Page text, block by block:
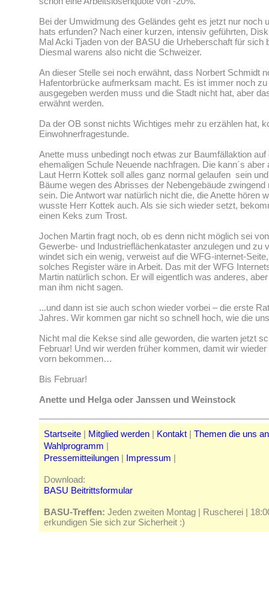
Bei der Umwidmung des Geländes geht es jetzt nur noch
hats erfunden? Nach einer kurzen, intensiv geführten,
Mal Acki Tjaden von der BASU die Urheberschaft für sich
Diesmal warens also nicht die Schweizer.
An dieser Stelle sei noch erwähnt, dass Norbert Schmidt
Hafentorbrücke aufmerksam macht. Es ist immer noch
ausgegeben werden muss und die Stadt nicht hat, aber
erwähnt werden.
Da der OB sonst nichts Wichtiges mehr zu erzählen hat,
Einwohnerfragestunde.
Anette muss unbedingt noch etwas zur Baumfällaktion auf
ehemaligen Schule Neuende nachfragen. Die kann´s aber
Laut Herrn Kottek soll alles ganz normal gelaufen sein
Bäume wegen des Abrisses der Nebengebäude zwingend
sein. Die Antwort war natürlich nicht die, die Anette hören
wusste Herr Kottek auch. Als sie sich wieder setzt,
einen Keks zum Trost.
Jochen Martin fragt noch, ob es denn nicht möglich sei
Gewerbe- und Industrieflächenkataster anzulegen und zu
windet sich ein wenig, verweist auf die WFG-internet-
solches Register wäre in Arbeit. Das mit der WFG
Martin natürlich schon. Er will eigentlich was anderes,
man ihm nicht sagen.
...und dann ist sie auch schon wieder vorbei – die erste
Jahres. Wir kommen gar nicht so schnell hoch, wie die
Nicht mal die Kekse sind alle geworden, die warten jetzt
Februar! Und wir werden früher kommen, damit wir
vorn bekommen…
Bis Februar!
Anette und Helga oder Janssen und Weinstock
Startseite | Mitglied werden | Kontakt | Themen die uns
Wahlprogramm |
Pressemitteilungen | Impressum |
Download:
BASU Beitrittsformular
BASU-Treffen: Jeden zweiten Montag | Ruscherei |
erkundigen Sie sich zur Sicherheit :)